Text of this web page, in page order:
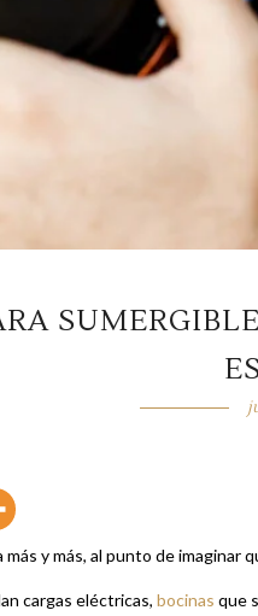
más y más, al punto de
cargas eléctricas, bocinas que